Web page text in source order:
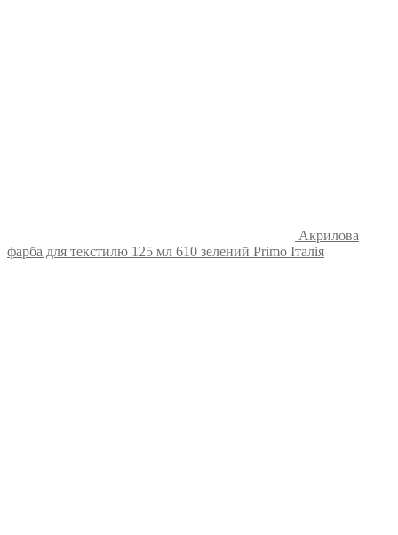
Акрилова
фарба для текстилю 125 мл 610 зелений Primo Італія